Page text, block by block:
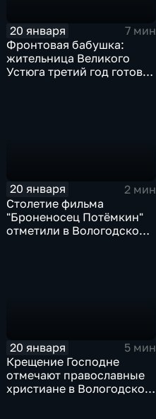
20 января
7 мин
Фронтовая бабушка:
жительница Великого
Устюга третий год готовит
20 января
2 мин
Столетие фильма
"Броненосец Потёмкин"
отметили в Вологодской
20 января
5 мин
Крещение Господне
отмечают православные
христиане в Вологодской